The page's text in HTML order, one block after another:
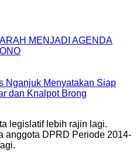
MENJADI AGENDA
Nganjuk Menyatakan Siap
dan Knalpot Brong
legislatif lebih rajin lagi.
anggota DPRD Periode 2014-